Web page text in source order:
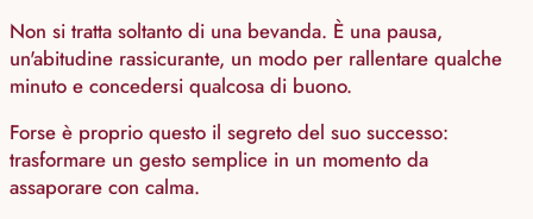
Non si tratta soltanto di una bevanda. È una pausa,
un'abitudine rassicurante, un modo per rallentare qualche
minuto e concedersi qualcosa di buono.
Forse è proprio questo il segreto del suo successo:
trasformare un gesto semplice in un momento da
assaporare con calma.